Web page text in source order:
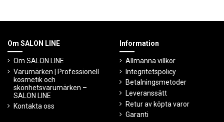
Om SALON LINE
Om SALON LINE
Varumärken | Professionell
kosmetik och
skönhetsvarumärken –
SALON LINE
Kontakta oss
Information
Allmänna villkor
Integritetspolicy
Betalningsmetoder
Leveranssätt
Retur av köpta varor
Garanti